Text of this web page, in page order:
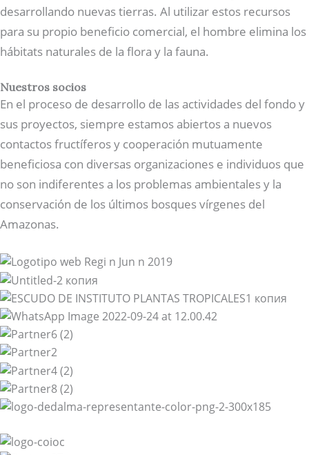
desarrollando nuevas tierras. Al utilizar estos recursos
para su propio beneficio comercial, el hombre elimina los
hábitats naturales de la flora y la fauna.
Nuestros socios
En el proceso de desarrollo de las actividades del fondo y
sus proyectos, siempre estamos abiertos a nuevos
contactos fructíferos y cooperación mutuamente
beneficiosa con diversas organizaciones e individuos que
no son indiferentes a los problemas ambientales y la
conservación de los últimos bosques vírgenes del
Amazonas.